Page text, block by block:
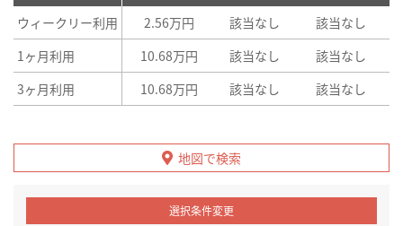
ウィークリー利用 2.56万円 該当なし 該当なし
1ヶ月利用
10.68万円 該当なし 該当なし
3ヶ月利用
10.68万円 該当なし 該当なし
地図で検索
選択条件変更